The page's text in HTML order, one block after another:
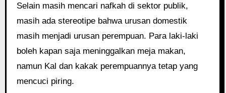
Selain masih mencari nafkah di sektor publik,
masih ada stereotipe bahwa urusan domestik
masih menjadi urusan perempuan. Para laki-laki
boleh kapan saja meninggalkan meja makan,
namun Kal dan kakak perempuannya tetap yang
mencuci piring.